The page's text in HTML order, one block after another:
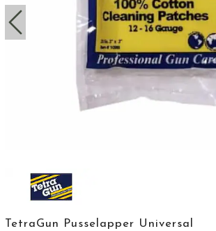
TetraGun Pusselapper Universal